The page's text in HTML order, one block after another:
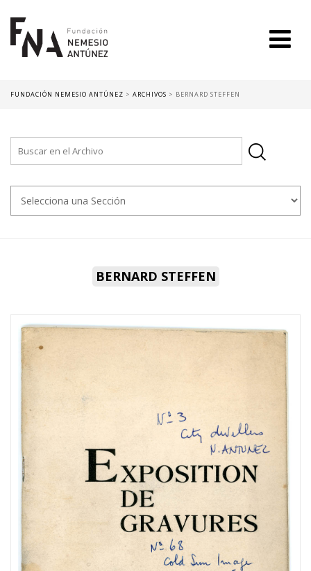
FUNDACIÓN NEMESIO ANTÚNEZ > ARCHIVOS > BERNARD STEFFEN
BERNARD STEFFEN